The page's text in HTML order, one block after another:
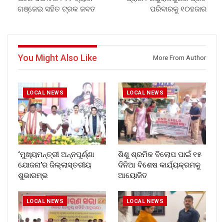
ଗଞ୍ଜେଇ ସହିତ ଟ୍ରକ ଜବତ
ପରିବାରକୁ ୧୦ହଜାର
You Might Also Like More From Author
LOCAL NEWS
‘ମୁଖ୍ୟମନ୍ତ୍ରୀ ଅନ୍ନପୂର୍ଣ୍ଣା
ଯୋଜନା’ର ଜିଲ୍ଲାସ୍ତରୀୟ
ଶୁଭାରମ୍ଭ
LOCAL NEWS
ଶିଶୁ ଶ୍ରମିକ ବିଲୋପ ପାଇଁ ୧୫
ଦିନିଆ ବିଶେଷ କାର୍ଯ୍ୟକ୍ରମକୁ
ଆୟୋଜିତ
LOCAL NEWS LOCAL NEWS